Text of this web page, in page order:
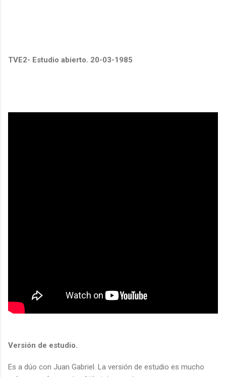
TVE2- Estudio abierto. 20-03-1985
Versión de estudio.
Es a dúo con Juan Gabriel. La versión de estudio es mucho